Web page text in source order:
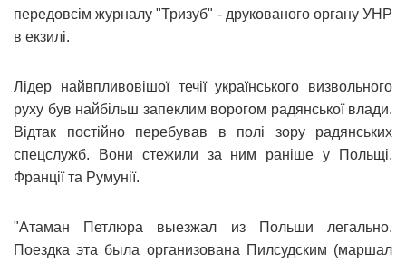
передовсім журналу "Тризуб" - друкованого органу УНР
в екзилі.
Лідер найвпливовішої течії українського визвольного
руху був найбільш запеклим ворогом радянської влади.
Відтак постійно перебував в полі зору радянських
спецслужб. Вони стежили за ним раніше у Польщі,
Франції та Румунії.
"Атаман Петлюра выезжал из Польши легально.
Поездка эта была организована Пилсудским (маршал